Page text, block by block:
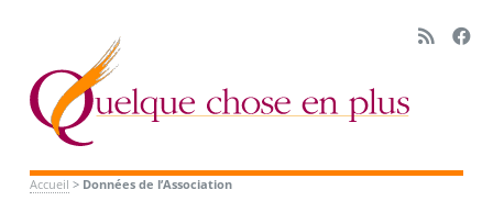
Accueil > Données de l’Association